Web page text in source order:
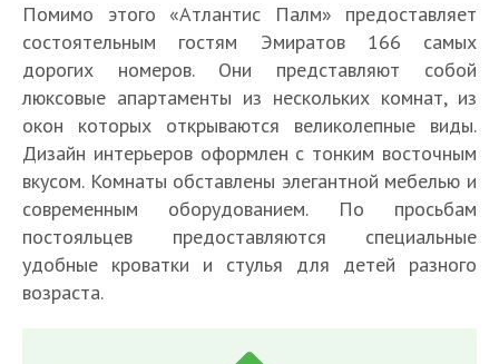
Помимо этого «Атлантис Палм» предоставляет
состоятельным гостям Эмиратов 166 самых
дорогих номеров. Они представляют собой
люксовые апартаменты из нескольких комнат, из
окон которых открываются великолепные виды.
Дизайн интерьеров оформлен с тонким восточным
вкусом. Комнаты обставлены элегантной мебелью и
современным оборудованием. По просьбам
постояльцев предоставляются специальные
удобные кроватки и стулья для детей разного
возраста.